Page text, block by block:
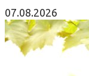
07.08.2026